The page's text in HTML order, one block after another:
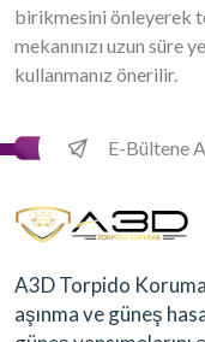
birikmesini önleyerek
mekanınızı uzun süre
kullanmanız önerilir.
A3D Torpido
aşınma ve güneş